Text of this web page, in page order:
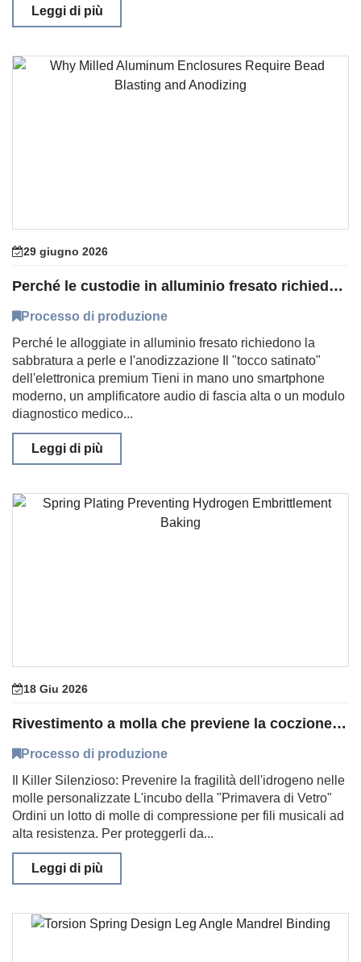
Leggi di più
29 giugno 2026
Perché le custodie in alluminio fresato richiedono la sabbiatura a perle e l'anodizzazione
Processo di produzione
Perché le alloggiate in alluminio fresato richiedono la
sabbratura a perle e l'anodizzazione Il "tocco satinato"
dell'elettronica premium Tieni in mano uno smartphone
moderno, un amplificatore audio di fascia alta o un modulo
diagnostico medico...
Leggi di più
18 Giu 2026
Rivestimento a molla che previene la coczione da fragilità da idrogeno
Processo di produzione
Il Killer Silenzioso: Prevenire la fragilità dell'idrogeno nelle
molle personalizzate L'incubo della "Primavera di Vetro"
Ordini un lotto di molle di compressione per fili musicali ad
alta resistenza. Per proteggerli da...
Leggi di più